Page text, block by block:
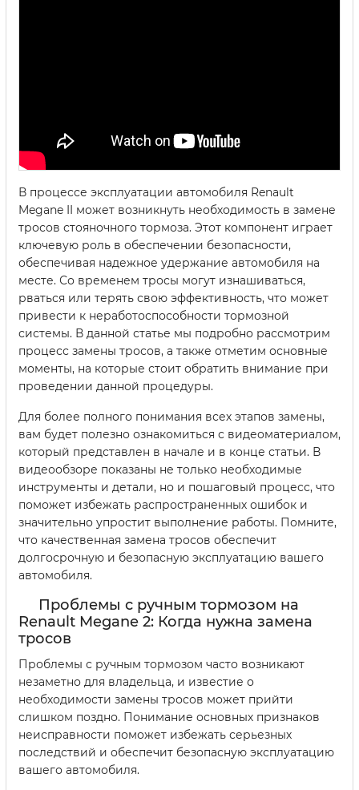
В процессе эксплуатации автомобиля Renault
Megane II может возникнуть необходимость в замене
тросов стояночного тормоза. Этот компонент играет
ключевую роль в обеспечении безопасности,
обеспечивая надежное удержание автомобиля на
месте. Со временем тросы могут изнашиваться,
рваться или терять свою эффективность, что может
привести к неработоспособности тормозной
системы. В данной статье мы подробно рассмотрим
процесс замены тросов, а также отметим основные
моменты, на которые стоит обратить внимание при
проведении данной процедуры.
Для более полного понимания всех этапов замены,
вам будет полезно ознакомиться с видеоматериалом,
который представлен в начале и в конце статьи. В
видеообзоре показаны не только необходимые
инструменты и детали, но и пошаговый процесс, что
поможет избежать распространенных ошибок и
значительно упростит выполнение работы. Помните,
что качественная замена тросов обеспечит
долгосрочную и безопасную эксплуатацию вашего
автомобиля.
Проблемы с ручным тормозом на
Renault Megane 2: Когда нужна замена
тросов
Проблемы с ручным тормозом часто возникают
незаметно для владельца, и известие о
необходимости замены тросов может прийти
слишком поздно. Понимание основных признаков
неисправности поможет избежать серьезных
последствий и обеспечит безопасную эксплуатацию
вашего автомобиля.